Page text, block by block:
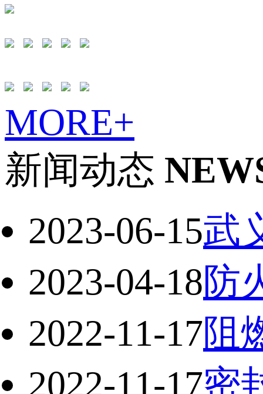
MORE+
新闻动态
2023-06-15武
2023-04-18防
2022-11-17阻
2022-11-17密